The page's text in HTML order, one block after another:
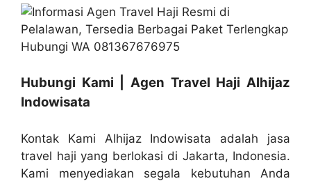
Hubungi Kami | Agen Travel Haji Alhijaz
Indowisata
Kontak Kami Alhijaz Indowisata adalah jasa
travel haji yang berlokasi di Jakarta, Indonesia.
Kami menyediakan segala kebutuhan Anda